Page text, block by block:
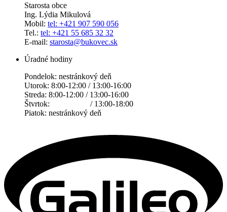
Starosta obce
Ing. Lýdia Mikulová
Mobil: tel: +421 907 590 056
Tel.: tel: +421 55 685 32 32
E-mail: starosta@bukovec.sk
Úradné hodiny
Pondelok: nestránkový deň
Utorok: 8:00-12:00 / 13:00-16:00
Streda: 8:00-12:00 / 13:00-16:00
Štvrtok: / 13:00-18:00
Piatok: nestránkový deň